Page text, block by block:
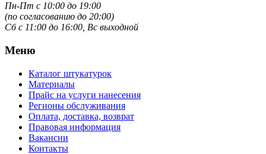
Пн-Пт с 10:00 до 19:00
(по согласованию до 20:00)
Сб с 11:00 до 16:00, Вс выходной
Меню
Каталог штукатурок
Материалы
Прайс на услуги нанесения
Регионы обслуживания
Оплата, доставка, возврат
Правовая информация
Вакансии
Контакты